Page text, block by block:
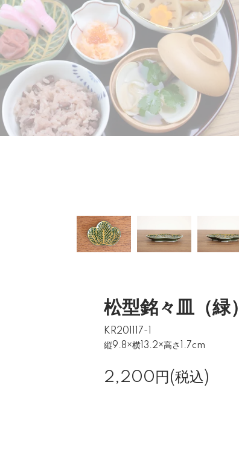
松型銘々皿（緑）
KR201117-1
縦9.8×横13.2×高さ1.7cm
2,200円(税込)